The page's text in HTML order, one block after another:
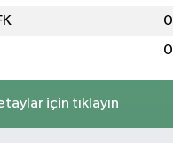
0
0
için tıklayın